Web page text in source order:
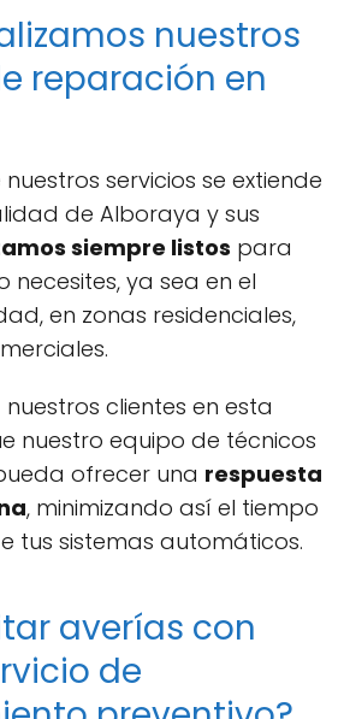
nuestros
reparación en
servicios se extiende
de Alboraya y sus
siempre listos para
necesites, ya sea en el
en zonas residenciales,
clientes en esta
nuestro equipo de técnicos
ofrecer una respuesta
, minimizando así el tiempo
tus sistemas automáticos.
averías con
de